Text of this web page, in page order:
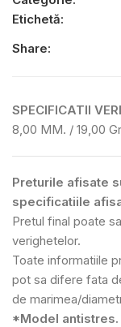
Etichetă:
Share:
SPECIFICATII
8,00 MM. / 19,00
Preturile afisate
specificatiile
Pretul final poate
verighetelor.
Toate informatiile
pot sa difere fata
de marimea/
*Model antistres.